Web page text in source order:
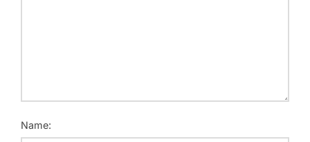
Name: